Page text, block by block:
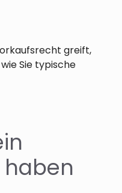
greift,
Sie typische